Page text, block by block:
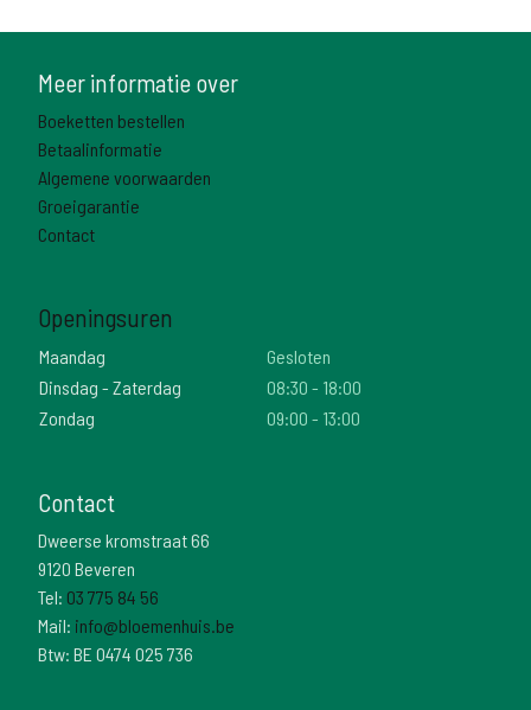
Meer informatie over
Boeketten bestellen
Betaalinformatie
Algemene voorwaarden
Groeigarantie
Contact
Openingsuren
Maandag
Gesloten
Dinsdag - Zaterdag
08:30 - 18:00
Zondag
09:00 - 13:00
Contact
Dweerse kromstraat 66
9120 Beveren
Tel: 03 775 84 56
Mail: info@bloemenhuis.be
Btw: BE 0474 025 736